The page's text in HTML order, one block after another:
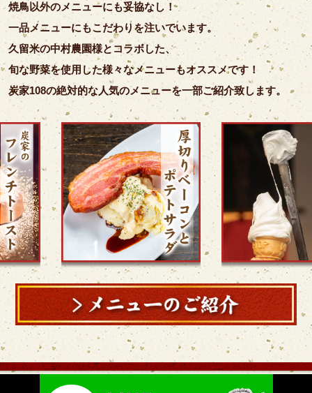
焼鳥以外のメニューにも妥協なし！
一品メニューにもこだわりを注いでいます。
久留米の中村農園様とコラボした、
旬な野菜を使用した様々なメニューもオススメです！
炭家108の絶対的な人気のメニューを一部ご紹介致します。